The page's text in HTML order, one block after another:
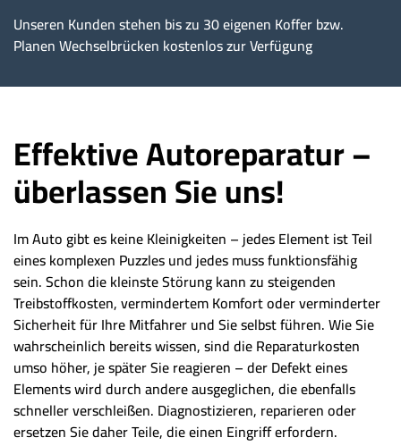
Unseren Kunden stehen bis zu 30 eigenen Koffer bzw.
Planen Wechselbrücken kostenlos zur Verfügung
Effektive Autoreparatur –
überlassen Sie uns!
Im Auto gibt es keine Kleinigkeiten – jedes Element ist Teil
eines komplexen Puzzles und jedes muss funktionsfähig
sein. Schon die kleinste Störung kann zu steigenden
Treibstoffkosten, vermindertem Komfort oder verminderter
Sicherheit für Ihre Mitfahrer und Sie selbst führen. Wie Sie
wahrscheinlich bereits wissen, sind die Reparaturkosten
umso höher, je später Sie reagieren – der Defekt eines
Elements wird durch andere ausgeglichen, die ebenfalls
schneller verschleißen. Diagnostizieren, reparieren oder
ersetzen Sie daher Teile, die einen Eingriff erfordern.